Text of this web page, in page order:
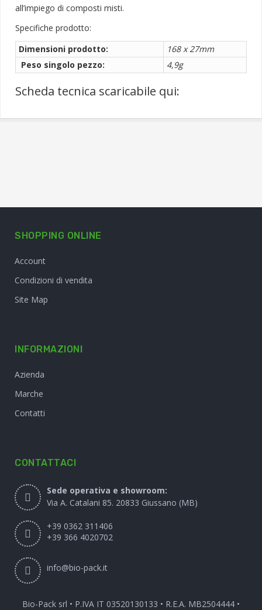
all’impiego di composti misti.
Specifiche prodotto:
Dimensioni prodotto:
168 x 27mm
Peso singolo pezzo:
4,9g
Scheda tecnica scaricabile qui:
SHOPPING ONLINE
Account
Condizioni di vendita
Site Map
INFORMAZIONI
Azienda
Marche
Contatti
CONTATTACI
Sede operativa e showroom:
Via A. Catalani 85. 20833 Giussano (MB)
+39 0362 311406
+39 366 4020702
info@bio-pack.it
Bio-Pack srl • P.IVA IT 03520130133 • R.E.A. MB2504444 •